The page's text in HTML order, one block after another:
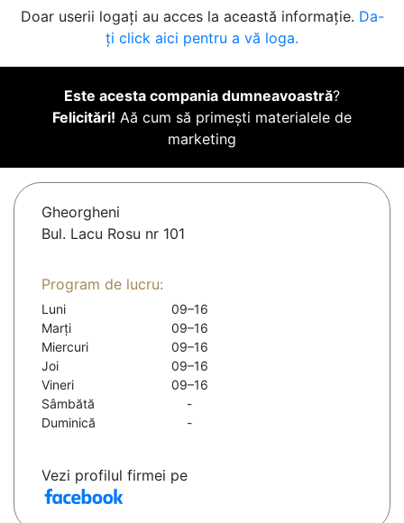
Doar userii logați au acces la această informație. Da-
ți click aici pentru a vă loga.
Este acesta compania dumneavoastră?
Felicitări! Aă cum să primești materialele de
marketing
Gheorgheni
Bul. Lacu Rosu nr 101
Program de lucru:
Luni
09–16
Marți
09–16
Miercuri
09–16
Joi
09–16
Vineri
09–16
Sâmbătă
-
Duminică
-
Vezi profilul firmei pe